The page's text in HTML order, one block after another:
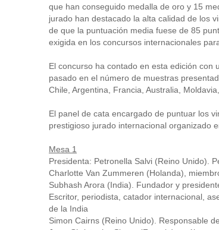
que han conseguido medalla de oro y 15
jurado han destacado la alta calidad de los
de que la puntuación media fuese de 85
exigida en los concursos internacionales
El concurso ha contado en esta edición con
pasado en el número de muestras
Chile, Argentina, Francia, Australia,
El panel de cata encargado de puntuar los
prestigioso jurado internacional organizado
Mesa 1
Presidenta: Petronella Salvi (Reino Unido).
Charlotte Van Zummeren (Holanda),
Subhash Arora (India). Fundador y
Escritor, periodista, catador internacional,
de la India
Simon Cairns (Reino Unido). Responsable